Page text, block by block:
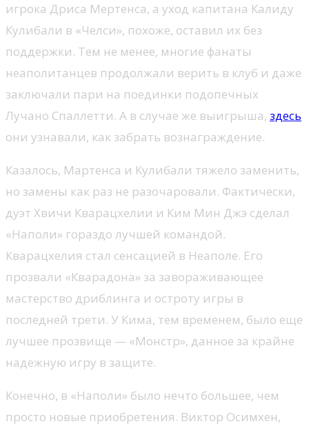
игрока Дриса Мертенса, а уход капитана Калиду
Кулибали в «Челси», похоже, оставил их без
поддержки. Тем не менее, многие фанаты
неаполитанцев продолжали верить в клуб и даже
заключали пари на поединки подопечных
Лучано Спаллетти. А в случае же выигрыша, здесь
они узнавали, как забрать вознаграждение.
Казалось, Мартенса и Кулибали тяжело заменить,
но замены как раз не разочаровали. Фактически,
дуэт Хвичи Кварацхелии и Ким Мин Джэ сделал
«Наполи» гораздо лучшей командой.
Кварацхелия стал сенсацией в Неаполе. Его
прозвали «Кварадона» за завораживающее
мастерство дриблинга и остроту игры в
последней трети. У Кима, тем временем, было еще
лучшее прозвище — «Монстр», данное за крайне
надежную игру в защите.
Конечно, в «Наполи» было нечто большее, чем
просто новые приобретения. Виктор Осимхен,